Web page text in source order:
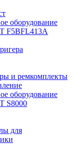
оборудование
F5BFL413A
и ремкомплекты
оборудование
S8000
для